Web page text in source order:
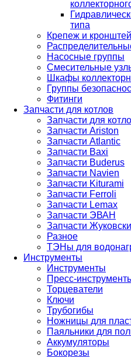
типа
Крепеж и
Насосные группы
Смесительные
Шкафы
Группы
Фитинги
Запчасти для котлов
Запчасти для
Запчасти Ariston
Запчасти Atlantic
Запчасти Baxi
Запчасти Buderus
Запчасти Navien
Запчасти Kiturami
Запчасти Ferroli
Запчасти Lemax
Запчасти ЭВАН
Запчасти
Разное
ТЭНы для
Инструменты
Инструменты
Пресс-
Торцеватели
Ключи
Трубогибы
Ножницы для
Паяльники для
Аккумуляторы
Бокорезы